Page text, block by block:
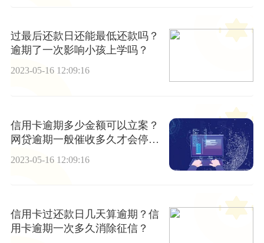
过最后还款日还能最低还款吗？
逾期了一次影响小孩上学吗？
2023-05-16 12:09:16
信用卡逾期多少金额可以立案？
网贷逾期一般催收多久才会停
2023-05-16 12:09:16
信用卡过还款日几天算逾期？信
用卡逾期一次多久消除征信？